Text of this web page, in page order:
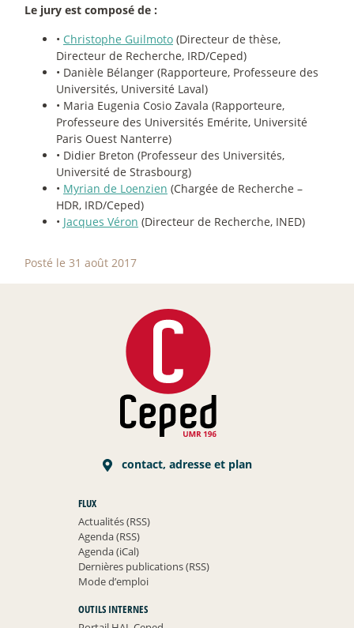
Le jury est composé de :
• Christophe Guilmoto (Directeur de thèse,
Directeur de Recherche, IRD/Ceped)
• Danièle Bélanger (Rapporteure, Professeure des
Universités, Université Laval)
• Maria Eugenia Cosio Zavala (Rapporteure,
Professeure des Universités Emérite, Université
Paris Ouest Nanterre)
• Didier Breton (Professeur des Universités,
Université de Strasbourg)
• Myrian de Loenzien (Chargée de Recherche –
HDR, IRD/Ceped)
• Jacques Véron (Directeur de Recherche, INED)
Posté le 31 août 2017
contact, adresse et plan
FLUX
Actualités (RSS)
Agenda (RSS)
Agenda (iCal)
Dernières publications (RSS)
Mode d’emploi
OUTILS INTERNES